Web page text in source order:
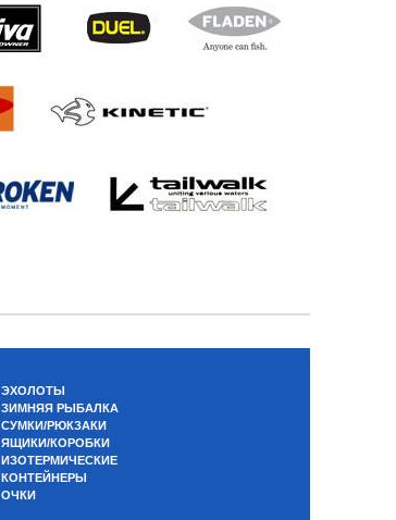
ЭХОЛОТЫ
ЗИМНЯЯ РЫБАЛКА
СУМКИ/РЮКЗАКИ
ЯЩИКИ/КОРОБКИ
ИЗОТЕРМИЧЕСКИЕ
КОНТЕЙНЕРЫ
ОЧКИ